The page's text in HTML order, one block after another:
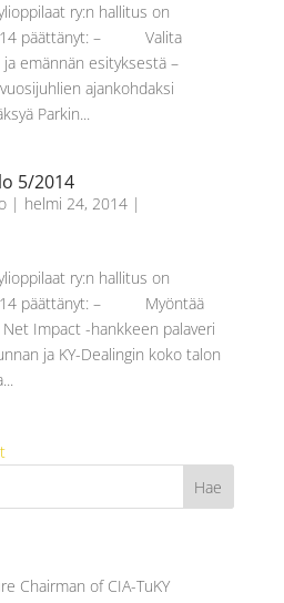
ry:n hallitus on
päättänyt: – Valita
ja emännän esityksestä –
ajankohdaksi
Parkin...
5/2014
| helmi 24, 2014|
ry:n hallitus on
päättänyt: – Myöntää
Impact -hankkeen palaveri
ja KY-Dealingin koko talon
Chairman of CIA-TuKY